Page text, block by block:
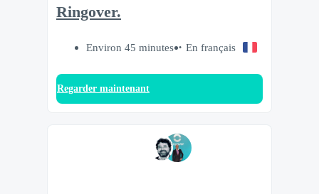
Ringover.
Environ 45 minutes En français
Regarder maintenant